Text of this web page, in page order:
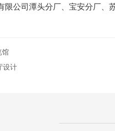
公司潭头分厂、宝安分厂、
馆
设计